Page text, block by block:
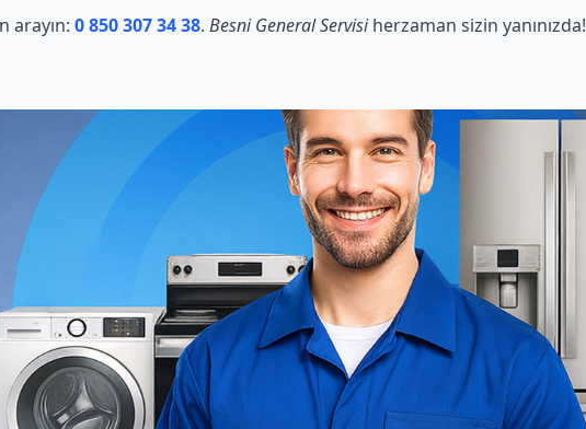
arayın: 0 850 307 34 38. Besni General Servisiherzaman sizin yanınızda!